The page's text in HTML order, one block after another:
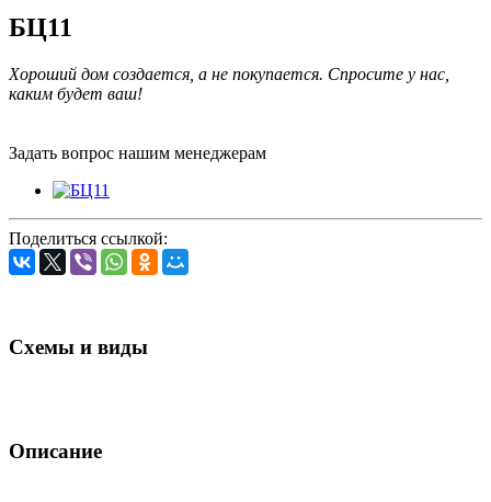
БЦ11
Хороший дом создается, а не покупается. Спросите у нас,
каким будет ваш!
Задать вопрос нашим менеджерам
Поделиться ссылкой:
Схемы и виды
Описание